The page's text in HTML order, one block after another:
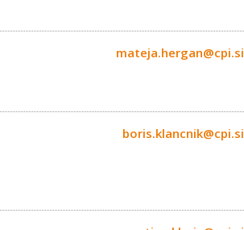
mateja.hergan@cpi.si
boris.klancnik@cpi.si